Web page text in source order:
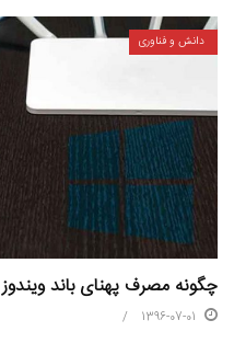
دانش و فناوری
چگونه مصرف پهنای باند ویندوز 10 را کنترل کنیم (آموزش تصویری)
1396-07-01